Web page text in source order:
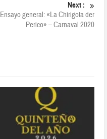
Next :
Ensayo general: «La Chirigota der
Perico» – Carnaval 2020